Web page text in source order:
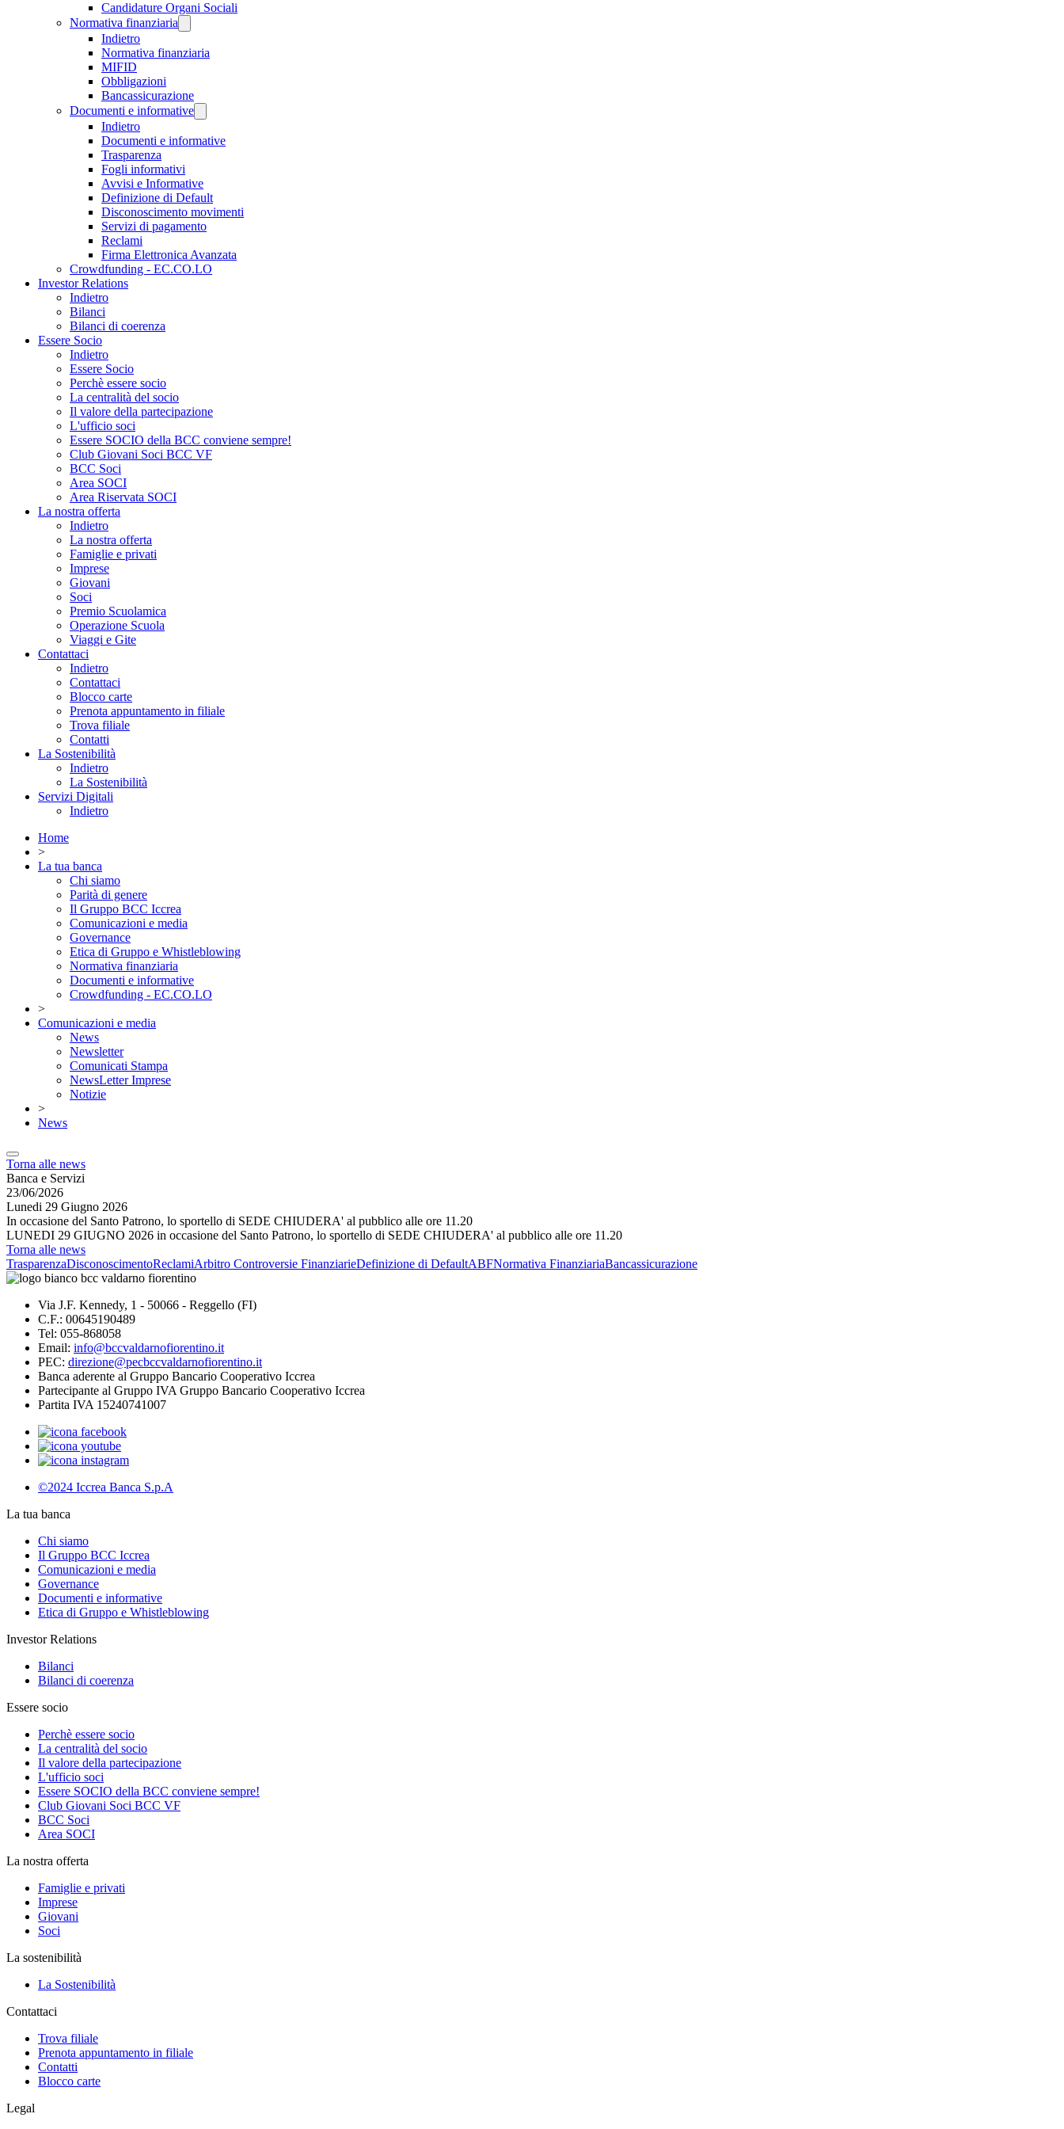
Candidature Organi Sociali
Normativa finanziaria
Indietro
Normativa finanziaria
MIFID
Obbligazioni
Bancassicurazione
Documenti e informative
Indietro
Documenti e informative
Trasparenza
Fogli informativi
Avvisi e Informative
Definizione di Default
Disconoscimento movimenti
Servizi di pagamento
Reclami
Firma Elettronica Avanzata
Crowdfunding - EC.CO.LO
Investor Relations
Indietro
Bilanci
Bilanci di coerenza
Essere Socio
Indietro
Essere Socio
Perchè essere socio
La centralità del socio
Il valore della partecipazione
L'ufficio soci
Essere SOCIO della BCC conviene sempre!
Club Giovani Soci BCC VF
BCC Soci
Area SOCI
Area Riservata SOCI
La nostra offerta
Indietro
La nostra offerta
Famiglie e privati
Imprese
Giovani
Soci
Premio Scuolamica
Operazione Scuola
Viaggi e Gite
Contattaci
Indietro
Contattaci
Blocco carte
Prenota appuntamento in filiale
Trova filiale
Contatti
La Sostenibilità
Indietro
La Sostenibilità
Servizi Digitali
Indietro
Home
>
La tua banca
Chi siamo
Parità di genere
Il Gruppo BCC Iccrea
Comunicazioni e media
Governance
Etica di Gruppo e Whistleblowing
Normativa finanziaria
Documenti e informative
Crowdfunding - EC.CO.LO
>
Comunicazioni e media
News
Newsletter
Comunicati Stampa
NewsLetter Imprese
Notizie
>
News
Torna alle news
Banca e Servizi
23/06/2026
Lunedi 29 Giugno 2026
In occasione del Santo Patrono, lo sportello di SEDE CHIUDERA' al pubblico alle ore 11.20
LUNEDI 29 GIUGNO 2026 in occasione del Santo Patrono, lo sportello di SEDE CHIUDERA' al pubblico alle ore 11.20
Torna alle news
TrasparenzaDisconoscimentoReclamiArbitro Controversie FinanziarieDefinizione di DefaultABFNormativa FinanziariaBancassicurazione
Via J.F. Kennedy, 1 - 50066 - Reggello (FI)
C.F.: 00645190489
Tel: 055-868058
Email: info@bccvaldarnofiorentino.it
PEC: direzione@pecbccvaldarnofiorentino.it
Banca aderente al Gruppo Bancario Cooperativo Iccrea
Partecipante al Gruppo IVA Gruppo Bancario Cooperativo Iccrea
Partita IVA 15240741007
©2024 Iccrea Banca S.p.A
La tua banca
Chi siamo
Il Gruppo BCC Iccrea
Comunicazioni e media
Governance
Documenti e informative
Etica di Gruppo e Whistleblowing
Investor Relations
Bilanci
Bilanci di coerenza
Essere socio
Perchè essere socio
La centralità del socio
Il valore della partecipazione
L'ufficio soci
Essere SOCIO della BCC conviene sempre!
Club Giovani Soci BCC VF
BCC Soci
Area SOCI
La nostra offerta
Famiglie e privati
Imprese
Giovani
Soci
La sostenibilità
La Sostenibilità
Contattaci
Trova filiale
Prenota appuntamento in filiale
Contatti
Blocco carte
Legal